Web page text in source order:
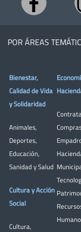
POR ÁREAS
Bienestar,
Calidad de Vida
y Solidaridad
Animales,
Deportes,
Educación,
Sanidad y Salud
Cultura y Acción
Social
Cultura,